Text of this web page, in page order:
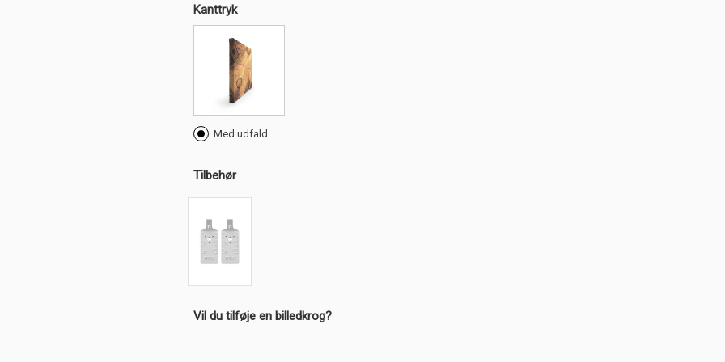
Kanttryk
Med udfald
Tilbehør
Vil du tilføje en billedkrog?